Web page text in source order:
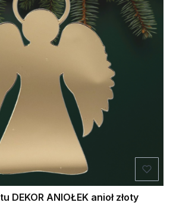
DEKOR ANIOŁEK anioł złoty